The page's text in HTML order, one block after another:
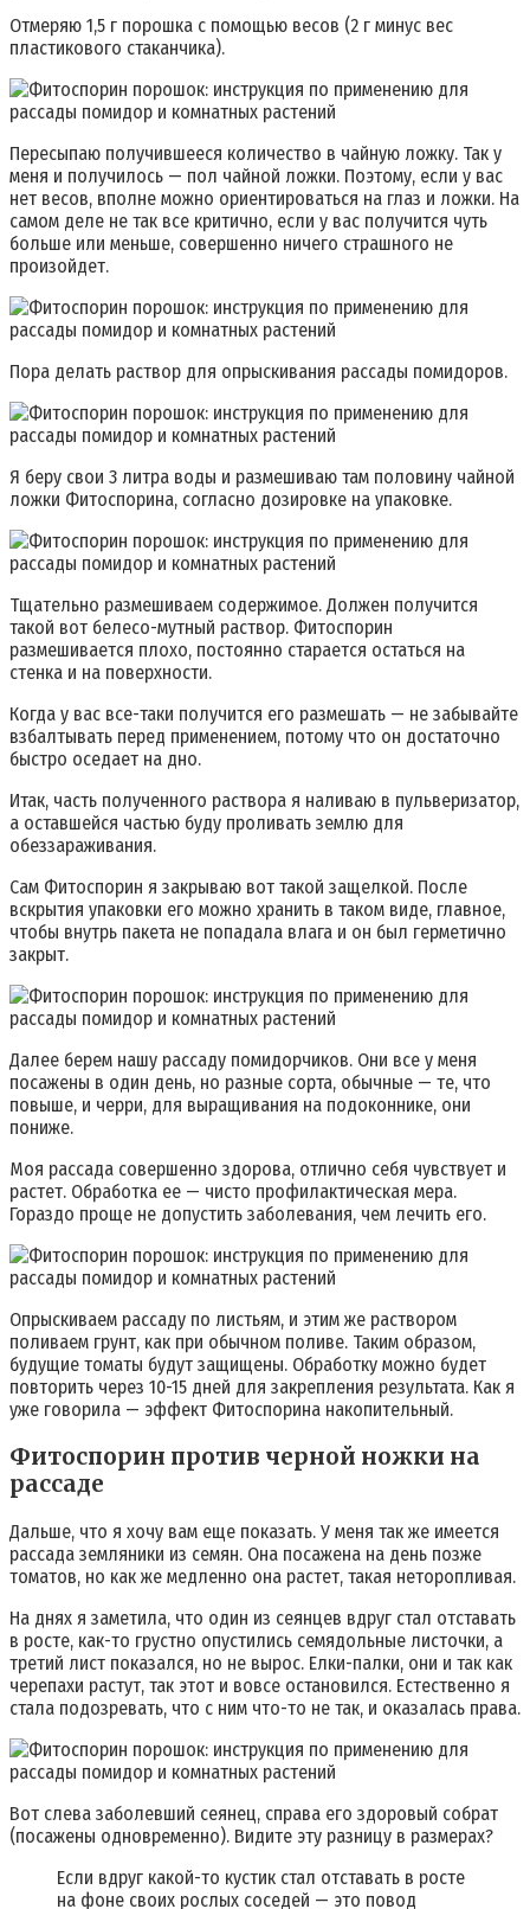
Отмеряю 1,5 г порошка с помощью весов (2 г минус вес
пластикового стаканчика).
Пересыпаю получившееся количество в чайную ложку. Так у
меня и получилось — пол чайной ложки. Поэтому, если у вас
нет весов, вполне можно ориентироваться на глаз и ложки. На
самом деле не так все критично, если у вас получится чуть
больше или меньше, совершенно ничего страшного не
произойдет.
Пора делать раствор для опрыскивания рассады помидоров.
Я беру свои 3 литра воды и размешиваю там половину чайной
ложки Фитоспорина, согласно дозировке на упаковке.
Тщательно размешиваем содержимое. Должен получится
такой вот белесо-мутный раствор. Фитоспорин
размешивается плохо, постоянно старается остаться на
стенка и на поверхности.
Когда у вас все-таки получится его размешать — не забывайте
взбалтывать перед применением, потому что он достаточно
быстро оседает на дно.
Итак, часть полученного раствора я наливаю в пульверизатор,
а оставшейся частью буду проливать землю для
обеззараживания.
Сам Фитоспорин я закрываю вот такой защелкой. После
вскрытия упаковки его можно хранить в таком виде, главное,
чтобы внутрь пакета не попадала влага и он был герметично
закрыт.
Далее берем нашу рассаду помидорчиков. Они все у меня
посажены в один день, но разные сорта, обычные — те, что
повыше, и черри, для выращивания на подоконнике, они
пониже.
Моя рассада совершенно здорова, отлично себя чувствует и
растет. Обработка ее — чисто профилактическая мера.
Гораздо проще не допустить заболевания, чем лечить его.
Опрыскиваем рассаду по листьям, и этим же раствором
поливаем грунт, как при обычном поливе. Таким образом,
будущие томаты будут защищены. Обработку можно будет
повторить через 10-15 дней для закрепления результата. Как я
уже говорила — эффект Фитоспорина накопительный.
Фитоспорин против черной ножки на
рассаде
Дальше, что я хочу вам еще показать. У меня так же имеется
рассада земляники из семян. Она посажена на день позже
томатов, но как же медленно она растет, такая неторопливая.
На днях я заметила, что один из сеянцев вдруг стал отставать
в росте, как-то грустно опустились семядольные листочки, а
третий лист показался, но не вырос. Елки-палки, они и так как
черепахи растут, так этот и вовсе остановился. Естественно я
стала подозревать, что с ним что-то не так, и оказалась права.
Вот слева заболевший сеянец, справа его здоровый собрат
(посажены одновременно). Видите эту разницу в размерах?
Если вдруг какой-то кустик стал отставать в росте
на фоне своих рослых соседей — это повод